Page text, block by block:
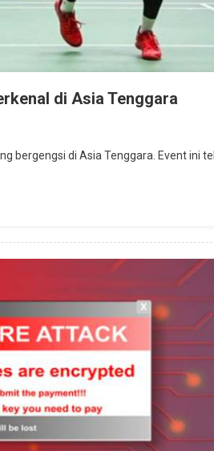
di Asia Tenggara
bergengsi di Asia Tenggara. Event ini